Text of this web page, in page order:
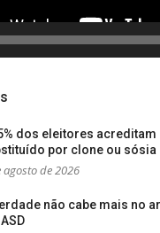
dos eleitores acreditam
por clone ou sósia
agosto de 2026
não cabe mais no